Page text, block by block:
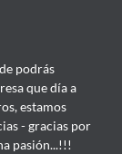
podrás
que día a
estamos
- gracias por
pasión...!!!